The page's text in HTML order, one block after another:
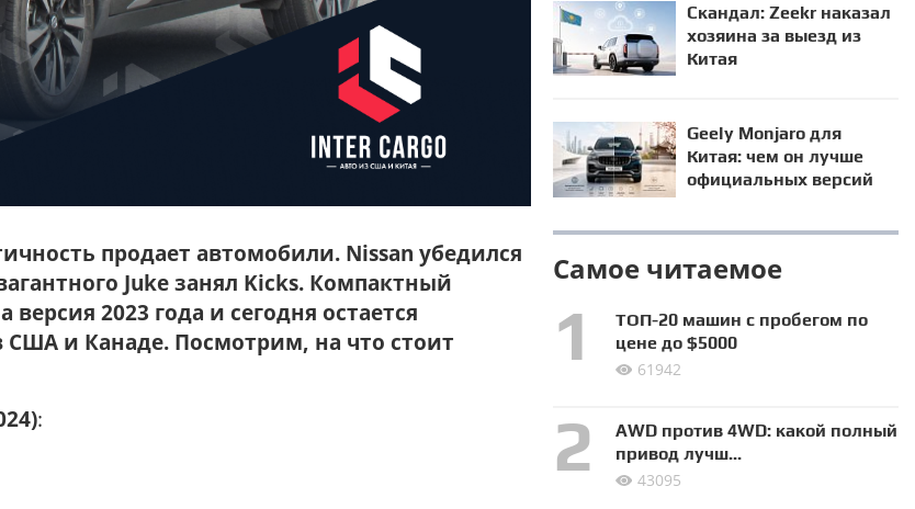
продает автомобили. Nissan убедился
Juke занял Kicks. Компактный
2023 года и сегодня остается
и Канаде. Посмотрим, на что стоит
4):
Скандал: Zeekr наказал
хозяина за выезд из
Китая
Geely Monjaro для
Китая: чем он лучше
официальных версий
Самое читаемое
ТОП-20 машин с пробегом по
цене до $5000
61942
AWD против 4WD: какой полный
привод лучш...
43095